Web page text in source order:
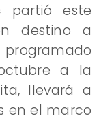
partió este
destino a
a la
llevará a
en el marco